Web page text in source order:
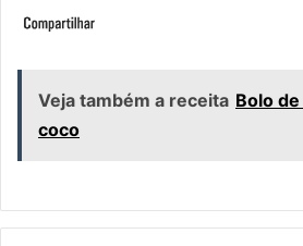
Veja também a receita Bolo
coco